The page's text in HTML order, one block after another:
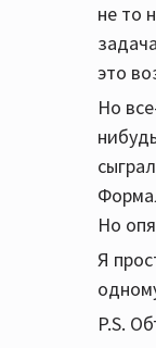
не то
это
Но
Но
Я
P.S.